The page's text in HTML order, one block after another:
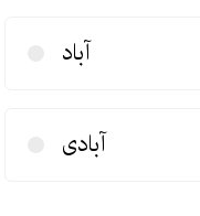
آباد
آبادی